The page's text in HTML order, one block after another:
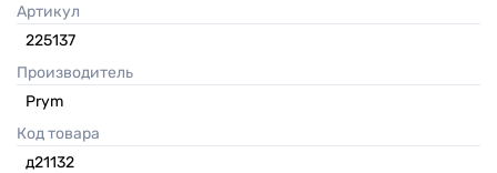
Артикул
225137
Производитель
Prym
Код товара
д21132